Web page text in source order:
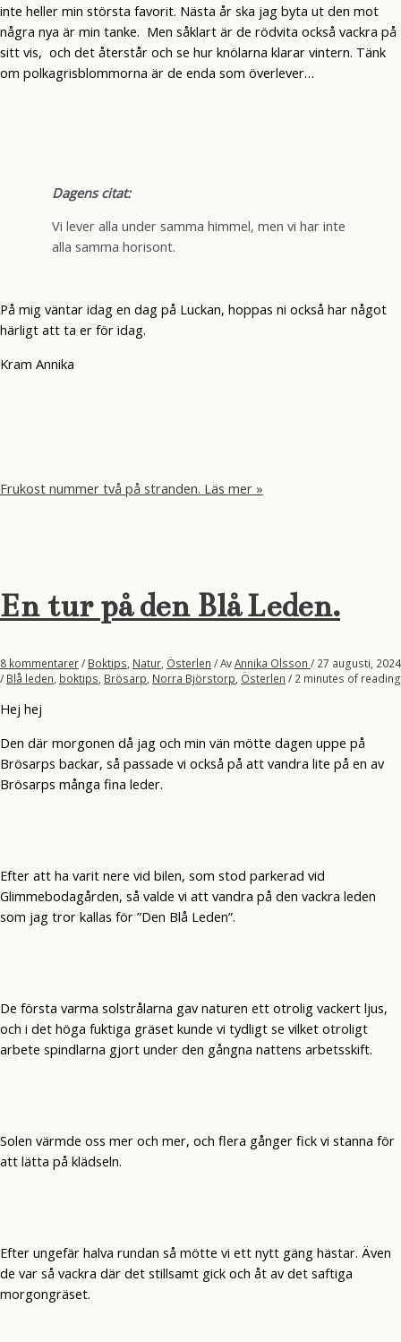
inte heller min största favorit. Nästa år ska jag byta ut den mot
några nya är min tanke. Men såklart är de rödvita också vackra på
sitt vis, och det återstår och se hur knölarna klarar vintern. Tänk
om polkagrisblommorna är de enda som överlever…
Dagens citat:
Vi lever alla under samma himmel, men vi har inte
alla samma horisont.
På mig väntar idag en dag på Luckan, hoppas ni också har något
härligt att ta er för idag.
Kram Annika
Frukost nummer två på stranden. Läs mer »
En tur på den Blå Leden.
8 kommentarer/ Boktips Natur Österlen / AvAnnika Olsson / 27 augusti, 2024
/ Blå leden boktips Brösarp Norra Björstorp Österlen / 2 minutes of reading
Hej hej
Den där morgonen då jag och min vän mötte dagen uppe på
Brösarps backar, så passade vi också på att vandra lite på en av
Brösarps många fina leder.
Efter att ha varit nere vid bilen, som stod parkerad vid
Glimmebodagården, så valde vi att vandra på den vackra leden
som jag tror kallas för ”Den Blå Leden”.
De första varma solstrålarna gav naturen ett otrolig vackert ljus,
och i det höga fuktiga gräset kunde vi tydligt se vilket otroligt
arbete spindlarna gjort under den gångna nattens arbetsskift.
Solen värmde oss mer och mer, och flera gånger fick vi stanna för
att lätta på klädseln.
Efter ungefär halva rundan så mötte vi ett nytt gäng hästar. Även
de var så vackra där det stillsamt gick och åt av det saftiga
morgongräset.